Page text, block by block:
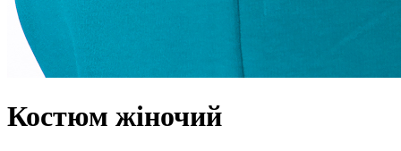
Костюм жіночий